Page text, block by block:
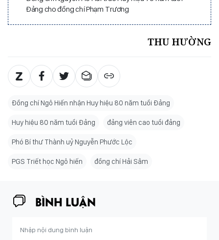
Đảng cho đồng chí Phạm Trương
THU HƯỜNG
Đồng chí Ngô Hiến nhận Huy hiệu 80 năm tuổi Đảng
Huy hiệu 80 năm tuổi Đảng đảng viên cao tuổi đảng
Phó Bí thư Thành uỷ Nguyễn Phước Lộc
PGS Triết học Ngô hiến đồng chí Hải Sâm
BÌNH LUẬN